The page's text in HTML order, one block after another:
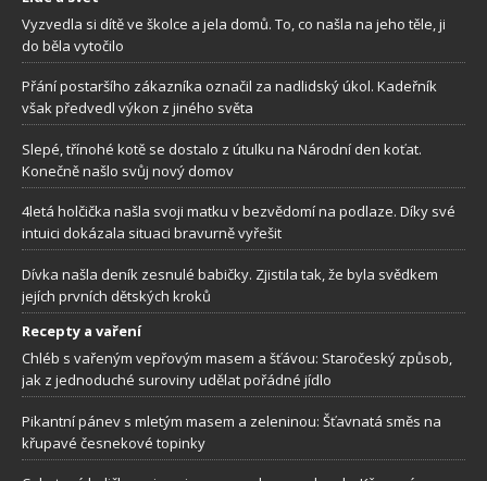
Vyzvedla si dítě ve školce a jela domů. To, co našla na jeho těle, ji
do běla vytočilo
Přání postaršího zákazníka označil za nadlidský úkol. Kadeřník
však předvedl výkon z jiného světa
Slepé, třínohé kotě se dostalo z útulku na Národní den koťat.
Konečně našlo svůj nový domov
4letá holčička našla svoji matku v bezvědomí na podlaze. Díky své
intuici dokázala situaci bravurně vyřešit
Dívka našla deník zesnulé babičky. Zjistila tak, že byla svědkem
jejích prvních dětských kroků
Recepty a vaření
Chléb s vařeným vepřovým masem a šťávou: Staročeský způsob,
jak z jednoduché suroviny udělat pořádné jídlo
Pikantní pánev s mletým masem a zeleninou: Šťavnatá směs na
křupavé česnekové topinky